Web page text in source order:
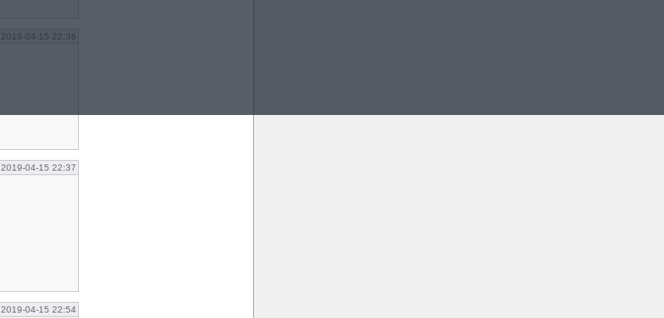
2019-04-15 22:36
2019-04-15 22:37
2019-04-15 22:54